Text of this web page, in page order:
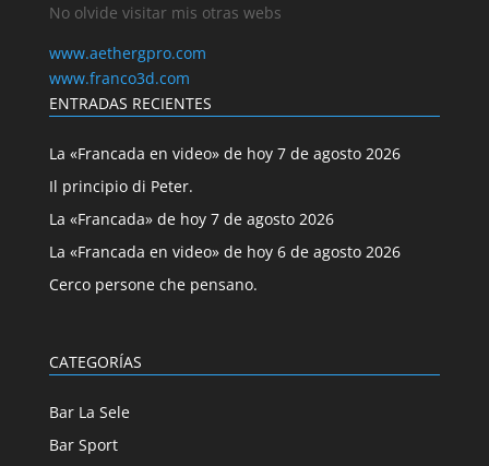
No olvide visitar mis otras webs
www.aethergpro.com
www.franco3d.com
ENTRADAS RECIENTES
La «Francada en video» de hoy 7 de agosto 2026
Il principio di Peter.
La «Francada» de hoy 7 de agosto 2026
La «Francada en video» de hoy 6 de agosto 2026
Cerco persone che pensano.
CATEGORÍAS
Bar La Sele
Bar Sport